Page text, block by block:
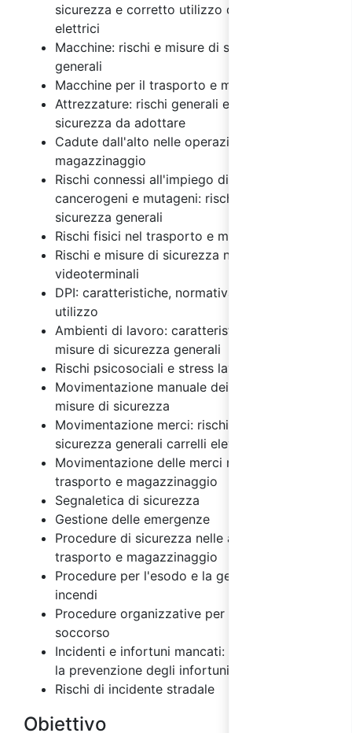
sicurezza e corretto utilizzo degli impianti
elettrici
Macchine: rischi e misure di sicurezza
generali
Macchine per il trasporto e magazzinaggio
Attrezzature: rischi generali e misure di
sicurezza da adottare
Cadute dall'alto nelle operazioni di
magazzinaggio
Rischi connessi all'impiego di agenti chimici,
cancerogeni e mutageni: rischi e misure di
sicurezza generali
Rischi fisici nel trasporto e magazzinaggio
Rischi e misure di sicurezza nell'uso dei
videoterminali
DPI: caratteristiche, normativa e regole di
utilizzo
Ambienti di lavoro: caratteristiche, rischi e
misure di sicurezza generali
Rischi psicosociali e stress lavoro correlato
Movimentazione manuale dei carichi: rischi e
misure di sicurezza
Movimentazione merci: rischi e misure di
sicurezza generali carrelli elevatori
Movimentazione delle merci nelle attività di
trasporto e magazzinaggio
Segnaletica di sicurezza
Gestione delle emergenze
Procedure di sicurezza nelle attività di
trasporto e magazzinaggio
Procedure per l'esodo e la gestione degli
incendi
Procedure organizzative per il primo
soccorso
Incidenti e infortuni mancati: importanza per
la prevenzione degli infortuni
Rischi di incidente stradale
Obiettivo